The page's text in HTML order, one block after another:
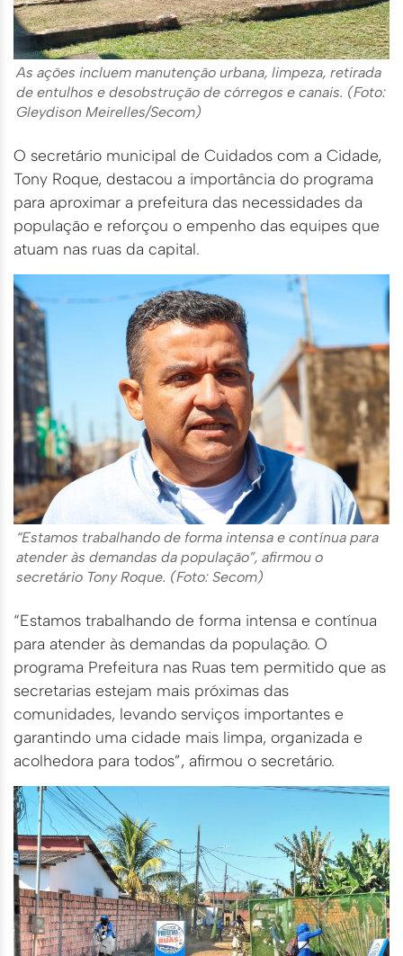
As ações incluem manutenção urbana, limpeza, retirada
de entulhos e desobstrução de córregos e canais. (Foto:
Gleydison Meirelles/Secom)
O secretário municipal de Cuidados com a Cidade,
Tony Roque, destacou a importância do programa
para aproximar a prefeitura das necessidades da
população e reforçou o empenho das equipes que
atuam nas ruas da capital.
“Estamos trabalhando de forma intensa e contínua para
atender às demandas da população”, afirmou o
secretário Tony Roque. (Foto: Secom)
“Estamos trabalhando de forma intensa e contínua
para atender às demandas da população. O
programa Prefeitura nas Ruas tem permitido que as
secretarias estejam mais próximas das
comunidades, levando serviços importantes e
garantindo uma cidade mais limpa, organizada e
acolhedora para todos”, afirmou o secretário.